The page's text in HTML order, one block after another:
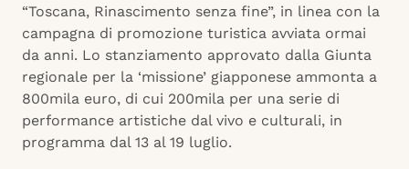
“Toscana, Rinascimento senza fine”, in linea con la
campagna di promozione turistica avviata ormai
da anni. Lo stanziamento approvato dalla Giunta
regionale per la ‘missione’ giapponese ammonta a
800mila euro, di cui 200mila per una serie di
performance artistiche dal vivo e culturali, in
programma dal 13 al 19 luglio.